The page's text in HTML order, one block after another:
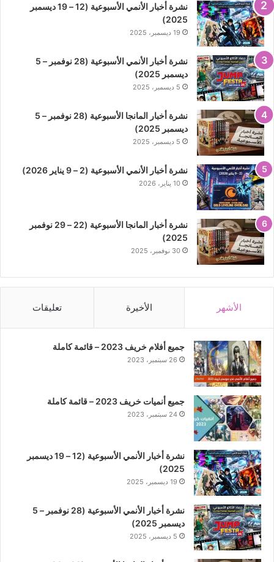
نشرة أخبار الأنمي الأسبوعية (12 – 19 ديسمبر
2025)
19 ديسمبر، 2025
نشرة أخبار الأنمي الأسبوعية (28 نوفمبر – 5
ديسمبر 2025)
5 ديسمبر، 2025
نشرة أخبار المانجا الأسبوعية (28 نوفمبر – 5
ديسمبر 2025)
5 ديسمبر، 2025
نشرة أخبار الأنمي الأسبوعية (2 – 9 يناير 2026)
10 يناير، 2026
نشرة أخبار المانجا الأسبوعية (22 – 29 نوفمبر
2025)
30 نوفمبر، 2025
الأشهر الأخيرة تعليقات
جميع أفلام خريف 2023 – قائمة كاملة
26 سبتمبر، 2023
جميع أنميات خريف 2023 – قائمة كاملة
24 سبتمبر، 2023
نشرة أخبار الأنمي الأسبوعية (12 – 19 ديسمبر
2025)
19 ديسمبر، 2025
نشرة أخبار الأنمي الأسبوعية (28 نوفمبر – 5
ديسمبر 2025)
5 ديسمبر، 2025